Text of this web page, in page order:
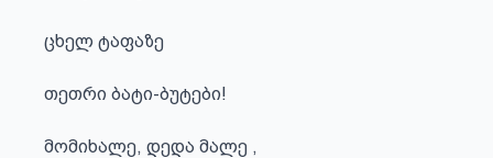
ცხელ ტაფაზე
თეთრი ბატი-ბუტები!
მომიხალე, დედა მალე ,